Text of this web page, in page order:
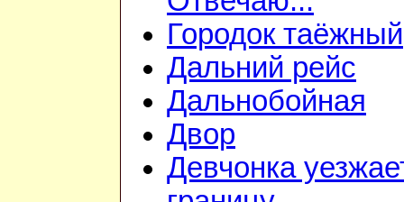
Городок таёжный
Дальний рейс
Дальнобойная
Двор
Девчонка